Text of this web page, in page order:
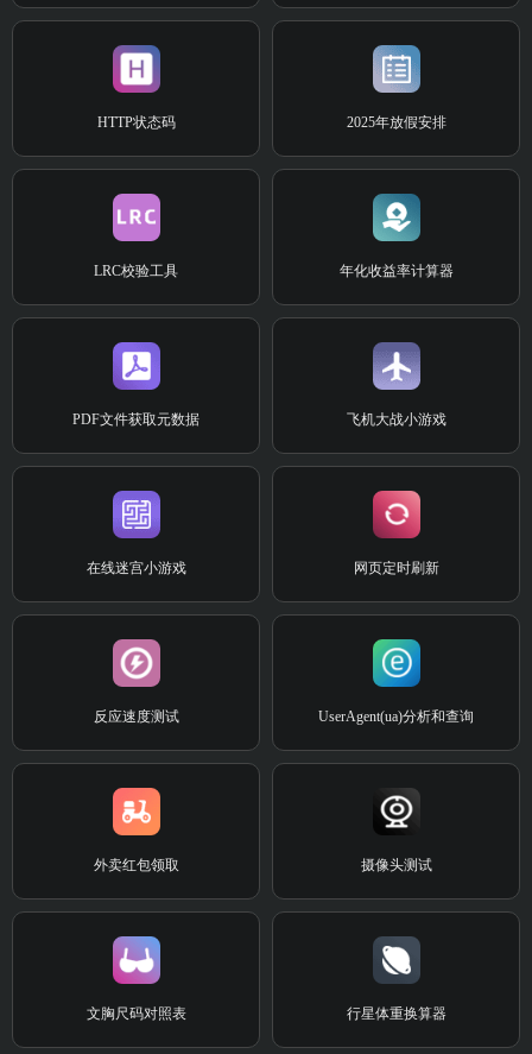
HTTP状态码 2025年放假安排
LRC校验工具 年化收益率计算器
PDF文件获取元数据 飞机大战小游戏
在线迷宫小游戏 网页定时刷新
反应速度测试 UserAgent(ua)分析和查询
外卖红包领取 摄像头测试
文胸尺码对照表 行星体重换算器